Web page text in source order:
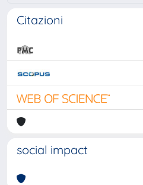
Citazioni
social impact